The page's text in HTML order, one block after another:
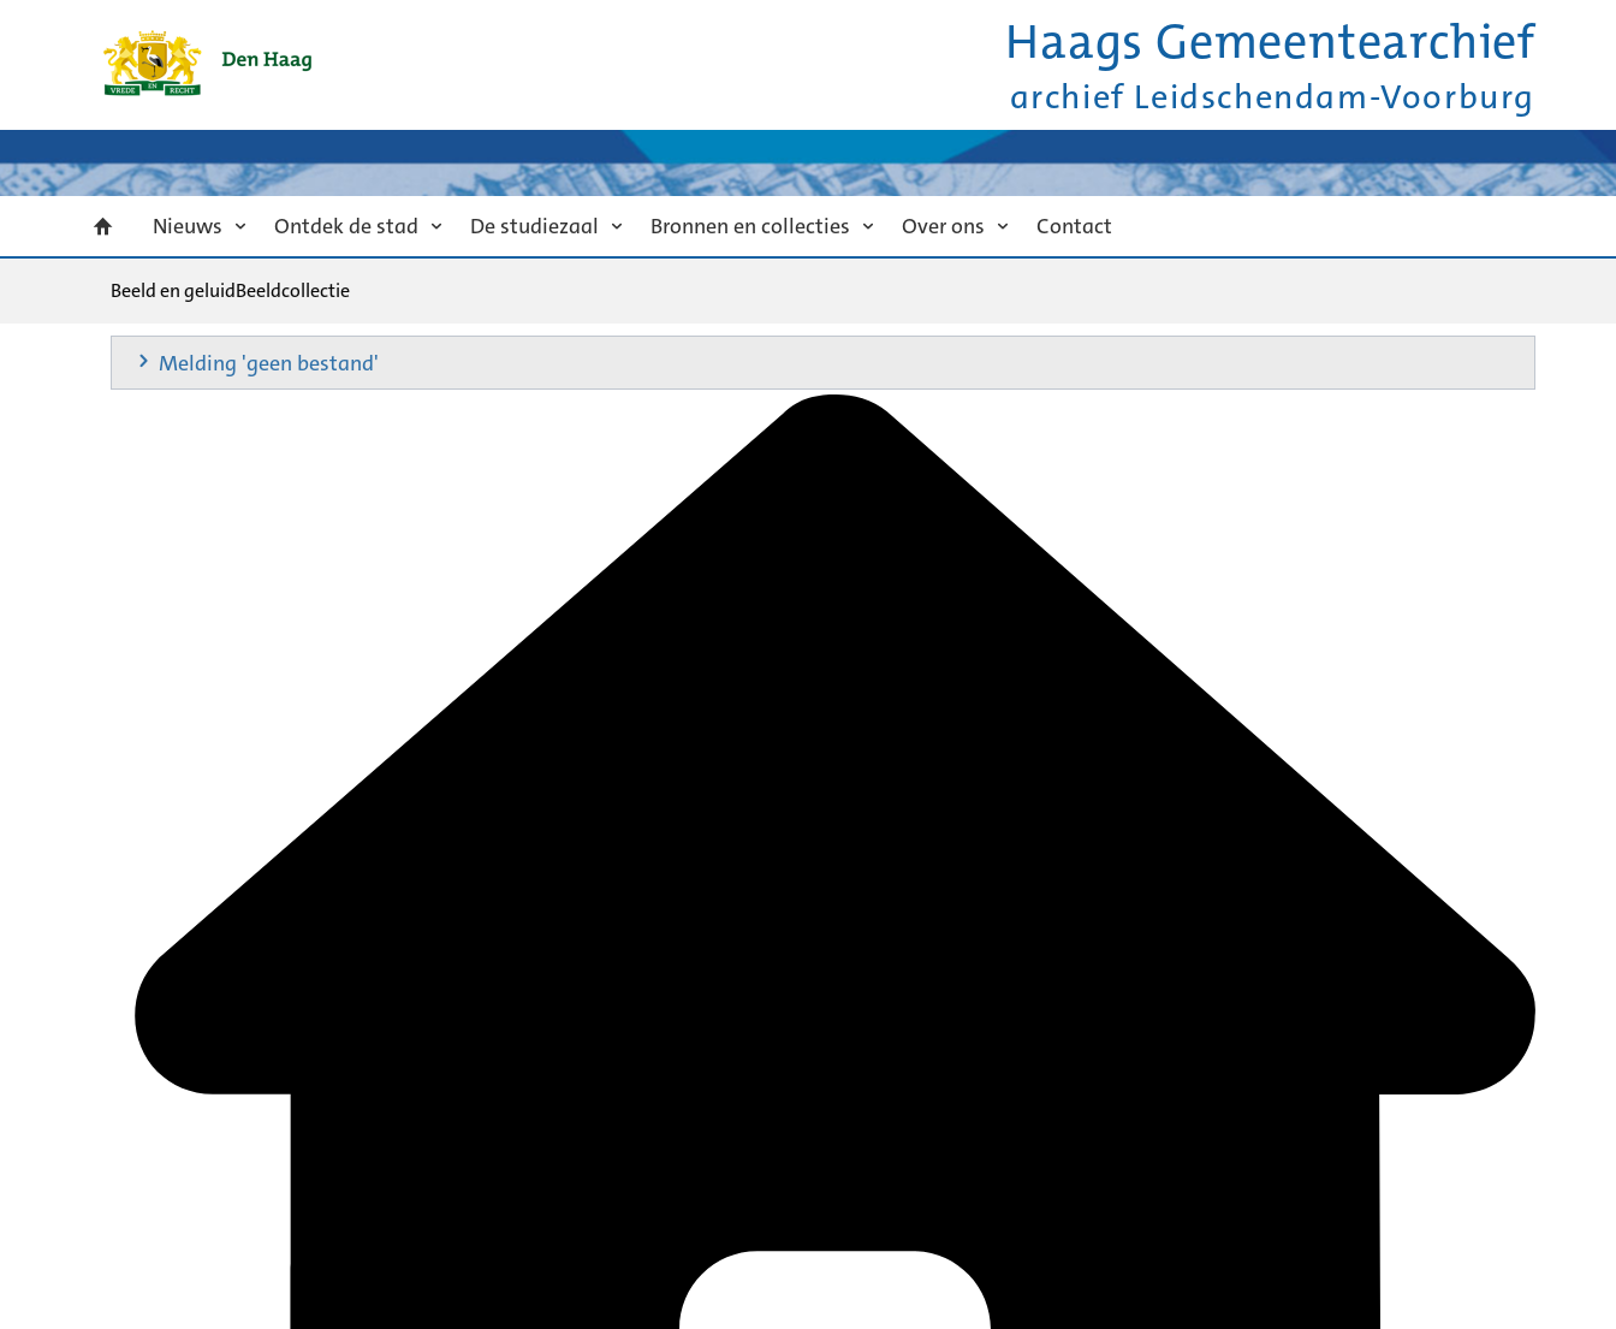
Haags Gemeentearchief
archief Leidschendam-Voorburg
Nieuws Ontdek de stad De studiezaal Bronnen en collecties Over ons Contact
Beeld en geluidBeeldcollectie
Melding 'geen bestand'